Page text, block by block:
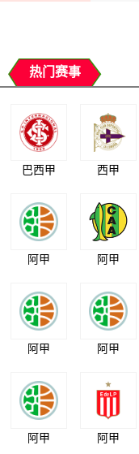
热门赛事
巴西甲 西甲
阿甲 阿甲
阿甲 阿甲
阿甲 阿甲